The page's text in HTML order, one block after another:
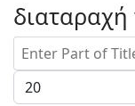
διαταραχή
Enter Part of Title
Display #